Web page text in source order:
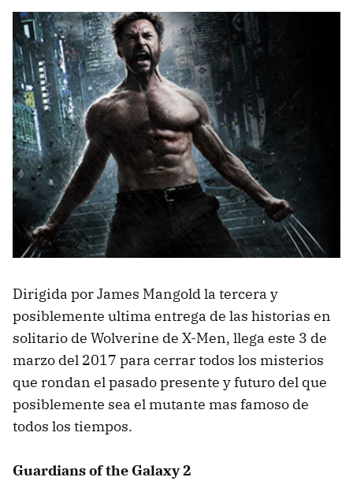
Dirigida por James Mangold la tercera y
posiblemente ultima entrega de las historias en
solitario de Wolverine de X-Men, llega este 3 de
marzo del 2017 para cerrar todos los misterios
que rondan el pasado presente y futuro del que
posiblemente sea el mutante mas famoso de
todos los tiempos.
Guardians of the Galaxy 2